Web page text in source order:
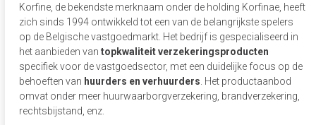
Korfine, de bekendste merknaam onder de holding Korfinae, heeft
zich sinds 1994 ontwikkeld tot een van de belangrijkste spelers
op de Belgische vastgoedmarkt. Het bedrijf is gespecialiseerd in
het aanbieden vantopkwaliteit verzekeringsproducten
specifiek voor de vastgoedsector, met een duidelijke focus op de
behoeften van huurders en verhuurders . Het productaanbod
omvat onder meer huurwaarborgverzekering, brandverzekering,
rechtsbijstand, enz.